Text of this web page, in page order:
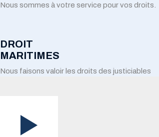
Nous sommes à votre service pour vos droits.
DROIT
MARITIMES
Nous faisons valoir les droits des justiciables